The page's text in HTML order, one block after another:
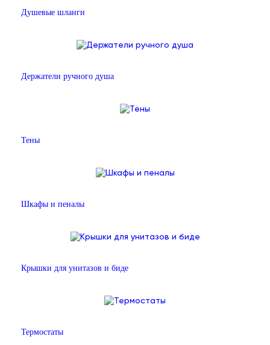
Душевые шланги
Держатели ручного душа
Тены
Шкафы и пеналы
Крышки для унитазов и биде
Термостаты